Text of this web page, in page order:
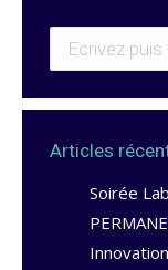
Articles
Soirée